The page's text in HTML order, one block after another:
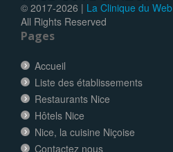
© 2017-2026 | La Clinique du Web
All Rights Reserved
Pages
Accueil
Liste des établissements
Restaurants Nice
Hôtels Nice
Nice, la cuisine Niçoise
Contactez nous